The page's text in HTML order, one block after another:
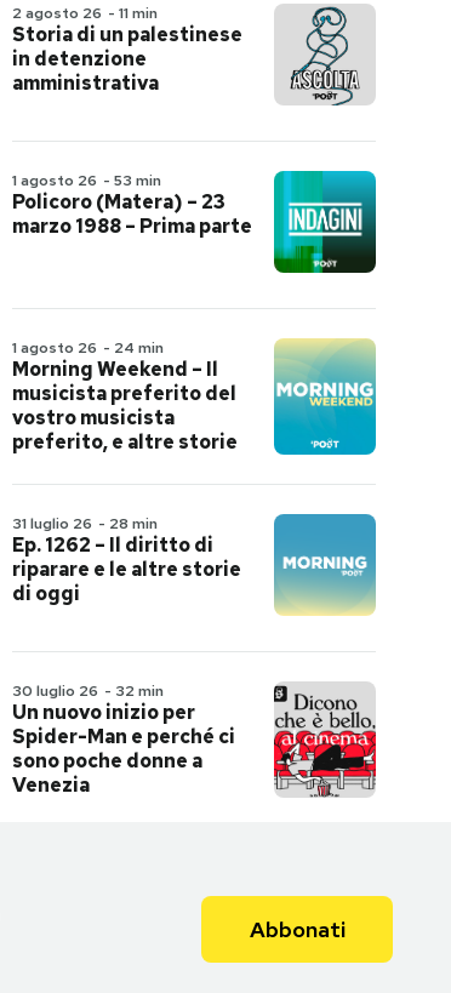
2 agosto 26 - 11 min
Storia di un palestinese
in detenzione
amministrativa
1 agosto 26 - 53 min
Policoro (Matera) – 23
marzo 1988 – Prima parte
1 agosto 26 - 24 min
Morning Weekend – Il
musicista preferito del
vostro musicista
preferito, e altre storie
31 luglio 26 - 28 min
Ep. 1262 – Il diritto di
riparare e le altre storie
di oggi
30 luglio 26 - 32 min
Un nuovo inizio per
Spider-Man e perché ci
sono poche donne a
Venezia
Abbonati